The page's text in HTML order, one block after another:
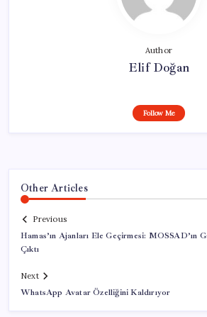
Author
Elif Doğan
Follow Me
Other Articles
Previous
Hamas’ın Ajanları Ele Geçirmesi: MOSSAD’ın
Çıktı
Next
WhatsApp Avatar Özelliğini Kaldırıyor